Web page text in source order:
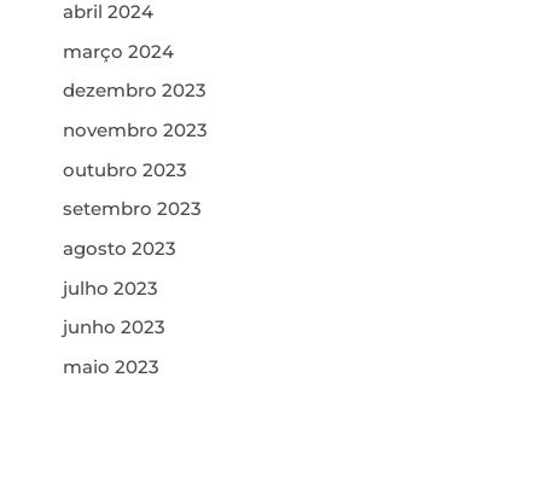
abril 2024
março 2024
dezembro 2023
novembro 2023
outubro 2023
setembro 2023
agosto 2023
julho 2023
junho 2023
maio 2023